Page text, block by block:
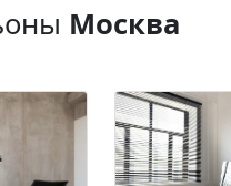
Москва